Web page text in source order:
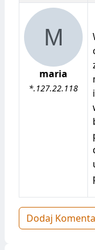
maria
*.127.22.118
Dodaj